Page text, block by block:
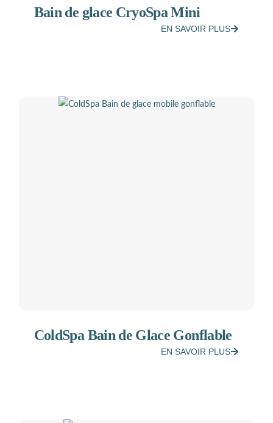
Bain de glace CryoSpa Mini
EN SAVOIR PLUS
ColdSpa Bain de Glace Gonflable
EN SAVOIR PLUS